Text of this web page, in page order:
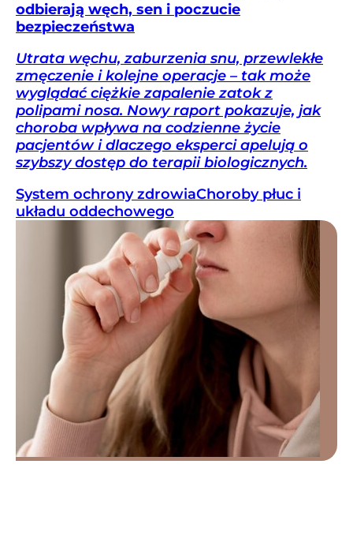
odbierają węch, sen i poczucie
bezpieczeństwa
Utrata węchu, zaburzenia snu, przewlekłe
zmęczenie i kolejne operacje – tak może
wyglądać ciężkie zapalenie zatok z
polipami nosa. Nowy raport pokazuje, jak
choroba wpływa na codzienne życie
pacjentów i dlaczego eksperci apelują o
szybszy dostęp do terapii biologicznych.
System ochrony zdrowiaChoroby płuc i
układu oddechowego